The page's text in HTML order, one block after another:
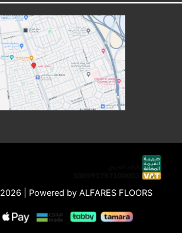
| Powered by ALFARES FLOORS